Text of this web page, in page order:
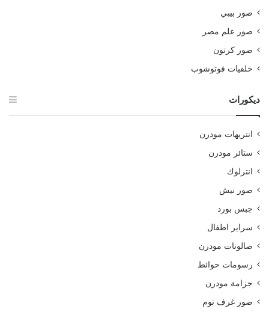
صور بيبي
صور علم مصر
صور كرتون
خلفيات فوتوشوب
ديكورات
انتريهات مودرن
ستائر مودرن
انترلوك
صور نيش
جبس بورد
سراير اطفال
صالونات مودرن
رسومات حوائط
جزامة مودرن
صور غرف نوم